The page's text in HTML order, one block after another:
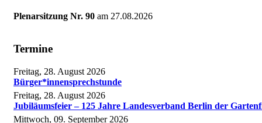
Plenarsitzung Nr. 90 am 27.08.2026
Termine
Freitag, 28. August 2026
Bürger*innensprechstunde
Freitag, 28. August 2026
Jubiläumsfeier – 125 Jahre Landesverband Berlin der
Mittwoch, 09. September 2026